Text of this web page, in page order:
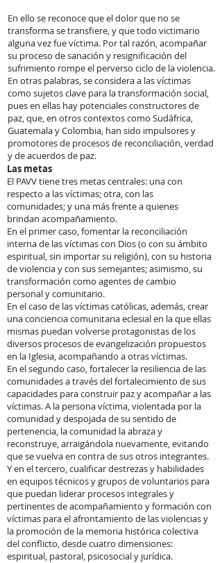
En ello se reconoce que el dolor que no se
transforma se transfiere, y que todo victimario
alguna vez fue víctima. Por tal razón, acompañar
su proceso de sanación y resignificación del
sufrimiento rompe el perverso ciclo de la violencia.
En otras palabras, se considera a las víctimas
como sujetos clave para la transformación social,
pues en ellas hay potenciales constructores de
paz, que, en otros contextos como Sudáfrica,
Guatemala y Colombia, han sido impulsores y
promotores de procesos de reconciliación, verdad
y de acuerdos de paz.
Las metas
El PAVV tiene tres metas centrales: una con
respecto a las víctimas; otra, con las
comunidades; y una más frente a quienes
brindan acompañamiento.
En el primer caso, fomentar la reconciliación
interna de las víctimas con Dios (o con su ámbito
espiritual, sin importar su religión), con su historia
de violencia y con sus semejantes; asimismo, su
transformación como agentes de cambio
personal y comunitario.
En el caso de las víctimas católicas, además, crear
una conciencia comunitaria eclesial en la que ellas
mismas puedan volverse protagonistas de los
diversos procesos de evangelización propuestos
en la Iglesia, acompañando a otras víctimas.
En el segundo caso, fortalecer la resiliencia de las
comunidades a través del fortalecimiento de sus
capacidades para construir paz y acompañar a las
víctimas. A la persona víctima, violentada por la
comunidad y despojada de su sentido de
pertenencia, la comunidad la abraza y
reconstruye, arraigándola nuevamente, evitando
que se vuelva en contra de sus otros integrantes.
Y en el tercero, cualificar destrezas y habilidades
en equipos técnicos y grupos de voluntarios para
que puedan liderar procesos integrales y
pertinentes de acompañamiento y formación con
víctimas para el afrontamiento de las violencias y
la promoción de la memoria histórica colectiva
del conflicto, desde cuatro dimensiones:
espiritual, pastoral, psicosocial y jurídica.